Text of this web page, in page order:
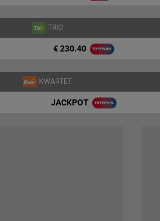
TRIO
€ 230.40
KWARTET
JACKPOT